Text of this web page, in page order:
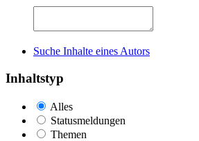
Suche Inhalte eines Autors
Inhaltstyp
Alles
Statusmeldungen
Themen